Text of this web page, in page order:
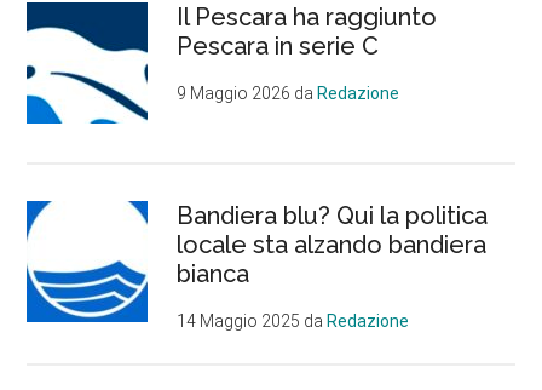
Il Pescara ha raggiunto
Pescara in serie C
9 Maggio 2026 daRedazione
Bandiera blu? Qui la politica
locale sta alzando bandiera
bianca
14 Maggio 2025 daRedazione